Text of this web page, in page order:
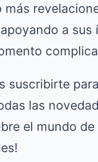
más
a sus
suscribirte
las
el mundo de